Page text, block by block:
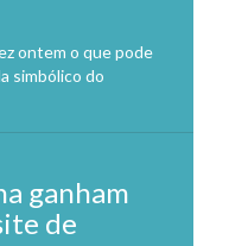
ontem o que pode
simbólico do
ganham
de